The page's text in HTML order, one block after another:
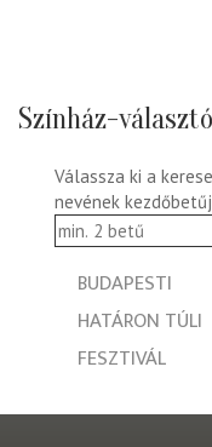
Színház-választó
Válassza ki a
nevének
BUDAPESTI
HATÁRON TÚLI
FESZTIVÁL